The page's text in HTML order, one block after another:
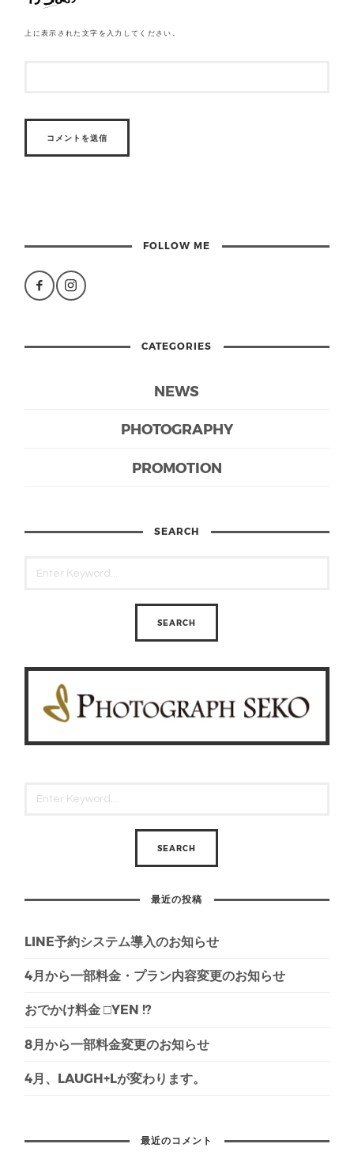
上に表示された文字を入力してください。
FOLLOW ME
CATEGORIES
NEWS
PHOTOGRAPHY
PROMOTION
SEARCH
最近の投稿
LINE予約システム導入のお知らせ
4月から一部料金・プラン内容変更のお知らせ
おでかけ料金 □YEN !?
8月から一部料金変更のお知らせ
4月、LAUGH+Lが変わります。
最近のコメント